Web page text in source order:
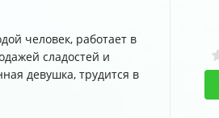
человек, работает в
сладостей и
девушка, трудится в